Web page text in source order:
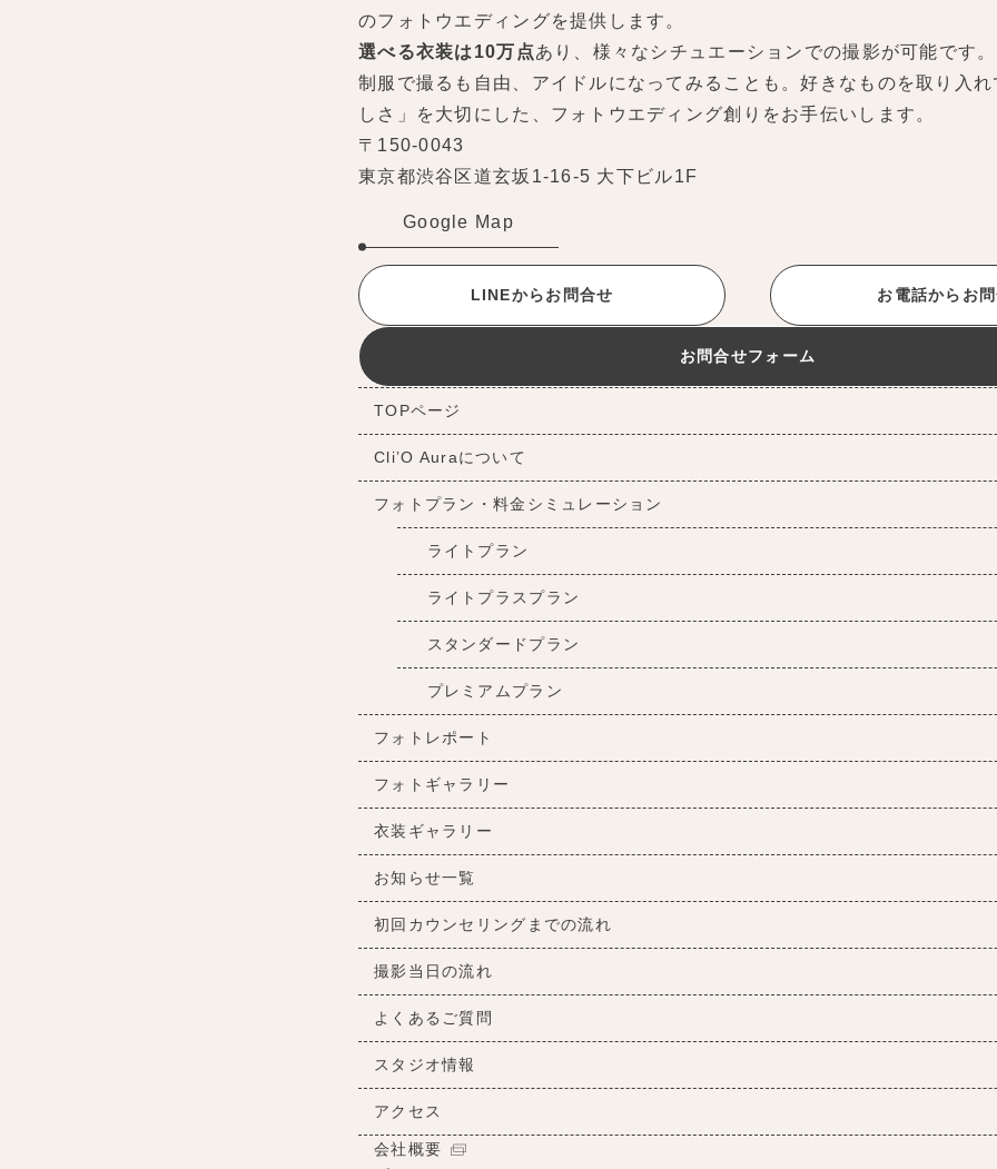
のフォトウエディングを提供します。
選べる衣装は10万点あり、様々なシチュエーションでの撮影が可能です
制服で撮るも自由、アイドルになってみることも。好きなものを取り入
しさ」を大切にした、フォトウエディング創りをお手伝いします。
〒150-0043
東京都渋谷区道玄坂1-16-5 大下ビル1F
Google Map
LINEからお問合せ お電話からお
お問合せフォーム
TOPページ
Cli’O Auraについて
フォトプラン・料金シミュレーション
ライトプラン
ライトプラスプラン
スタンダードプラン
プレミアムプラン
フォトレポート
フォトギャラリー
衣装ギャラリー
お知らせ一覧
初回カウンセリングまでの流れ
撮影当日の流れ
よくあるご質問
スタジオ情報
アクセス
会社概要